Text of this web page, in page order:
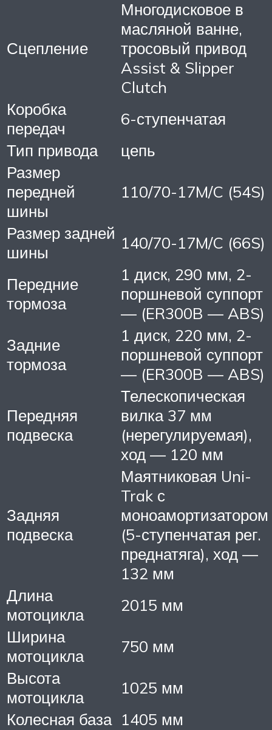
Сцепление
Многодисковое в
масляной ванне,
тросовый привод
Assist & Slipper
Clutch
Коробка
передач
6-ступенчатая
Тип привода
цепь
Размер
передней
шины
110/70-17M/C (54S)
Размер задней
шины
140/70-17M/C (66S)
Передние
тормоза
1 диск, 290 мм, 2-
поршневой суппорт
— (ER300B — ABS)
Задние
тормоза
1 диск, 220 мм, 2-
поршневой суппорт
— (ER300B — ABS)
Передняя
подвеска
Телескопическая
вилка 37 мм
(нерегулируемая),
ход — 120 мм
Задняя
подвеска
Маятниковая Uni-
Trak с
моноамортизатором
(5-ступенчатая рег.
преднатяга), ход —
132 мм
Длина
мотоцикла
2015 мм
Ширина
мотоцикла
750 мм
Высота
мотоцикла
1025 мм
Колесная база 1405 мм